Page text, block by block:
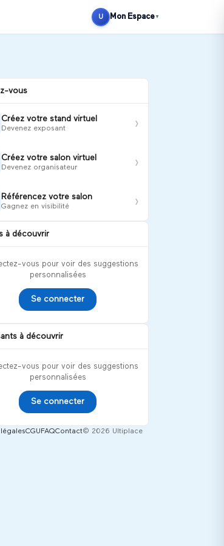
S'inscrire
U Mon Espace ▼
vous
Créez votre stand virtuel
Devenez exposant ›
Créez votre salon virtuel
Devenez organisateur ›
Référencez votre salon
Gagnez en visibilité ›
à découvrir
vous pour voir des suggestions
personnalisées
Se connecter
à découvrir
vous pour voir des suggestions
personnalisées
Se connecter
CGU FAQContact© 2026 Ultiplace